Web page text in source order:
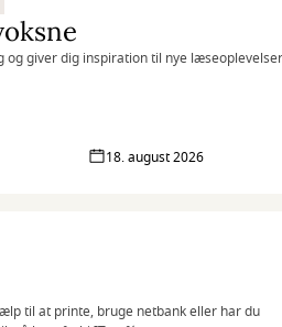
giver dig inspiration til nye
18. august 2026
til at printe, bruge netbank eller har du